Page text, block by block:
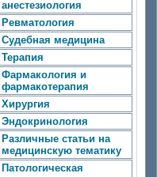
анестезиология
Ревматология
Судебная медицина
Терапия
Фармакология и
фармакотерапия
Хирургия
Эндокринология
Различные статьи на
медицинскую тематику
Патологическая